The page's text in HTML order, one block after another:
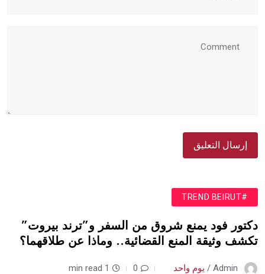
#TREND BEIRUT
دكتور فود يمنع شروق من السفر و”ترند بيروت”
تكشف وثيقة المنع القضائية.. وماذا عن طلاقهما؟
Admin / يوم واحد 0
1 min read